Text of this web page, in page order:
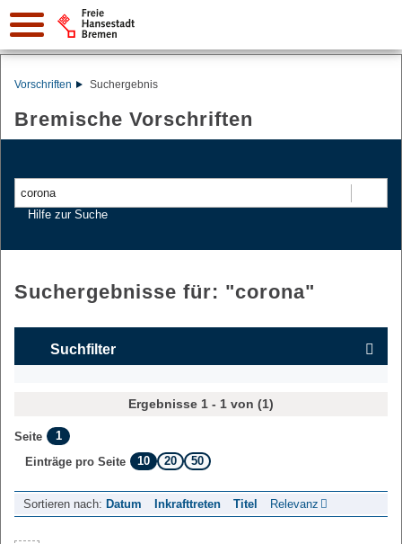
Vorschriften Suchergebnis
Bremische Vorschriften
Hilfe zur Suche
Suchergebnisse für: "corona"
Suchfilter
Ergebnisse 1 - 1 von (1)
Seite
1
Einträge pro Seite
10 20 50
Sortieren nach: Datum Inkrafttreten Titel Relevanz